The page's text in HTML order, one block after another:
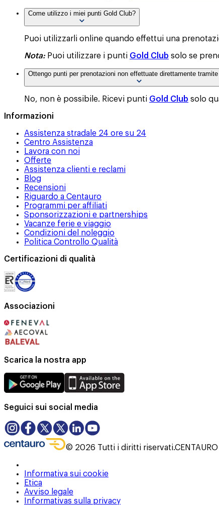
Come utilizzo i miei punti Gold Club?
Puoi utilizzarli online quando effettui una
Nota: Puoi utilizzare i punti Gold Club solo se
Ottengo punti per prenotazioni non effettuate direttamente
No, non è possibile. Ricevi punti Gold Club solo
Informazioni
Assistenza stradale 24 ore su 24
Centro Assistenza
Lavora con noi
Offerte
Assistenza clienti e reclami
Blog
Recensioni
Riguardo a Centauro
Programmi per affiliati
Sponsorizzazioni e partnerships
Vacanze ferie e viaggio
Condizioni del noleggio
Politica Controllo Qualità
Certificazioni di qualità
Associazioni
Scarica la nostra app
Seguici sui social media
© 2026 Tutti i diritti riservati.
Informativa sui cookie
Etica
Avviso legale
Informativas sulla privacy